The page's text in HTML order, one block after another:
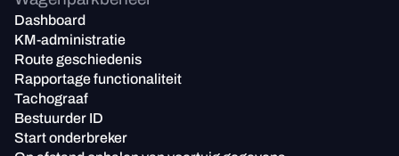
Dashboard
KM-administratie
Route geschiedenis
Rapportage functionaliteit
Tachograaf
Bestuurder ID
Start onderbreker